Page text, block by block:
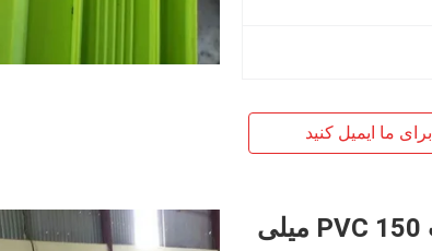
برای ما ایمیل کنید
بتن ساخت دستگاه واتراستاپ PVC 150 میلی